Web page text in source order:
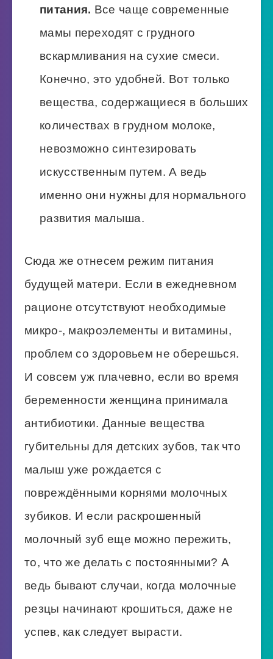
питания. Все чаще современные
мамы переходят с грудного
вскармливания на сухие смеси.
Конечно, это удобней. Вот только
вещества, содержащиеся в больших
количествах в грудном молоке,
невозможно синтезировать
искусственным путем. А ведь
именно они нужны для нормального
развития малыша.
Сюда же отнесем режим питания
будущей матери. Если в ежедневном
рационе отсутствуют необходимые
микро-, макроэлементы и витамины,
проблем со здоровьем не оберешься.
И совсем уж плачевно, если во время
беременности женщина принимала
антибиотики. Данные вещества
губительны для детских зубов, так что
малыш уже рождается с
повреждёнными корнями молочных
зубиков. И если раскрошенный
молочный зуб еще можно пережить,
то, что же делать с постоянными? А
ведь бывают случаи, когда молочные
резцы начинают крошиться, даже не
успев, как следует вырасти.